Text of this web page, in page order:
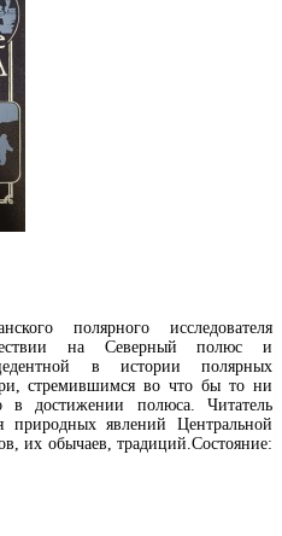
полярного исследователя
на Северный полюс и
в истории полярных
стремившимся во что бы то ни
в достижении полюса. Читатель
природных явлений Центральной
их обычаев, традиций.Состояние: